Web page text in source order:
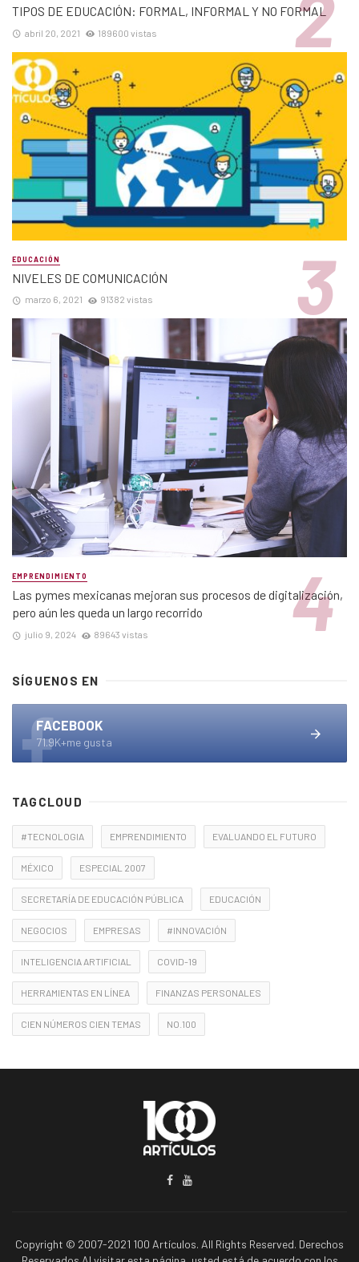
TIPOS DE EDUCACIÓN: FORMAL, INFORMAL Y NO FORMAL
abril 20, 2021 189600 vistas
EDUCACIÓN
NIVELES DE COMUNICACIÓN
marzo 6, 2021 91382 vistas
EMPRENDIMIENTO
Las pymes mexicanas mejoran sus procesos de digitalización,
pero aún les queda un largo recorrido
julio 9, 2024 89643 vistas
SÍGUENOS EN
FACEBOOK
71.9K+me gusta
TAGCLOUD
#TECNOLOGIA EMPRENDIMIENTO EVALUANDO EL FUTURO
MÉXICO ESPECIAL 2007
SECRETARÍA DE EDUCACIÓN PÚBLICA EDUCACIÓN
NEGOCIOS EMPRESAS #INNOVACIÓN
INTELIGENCIA ARTIFICIAL COVID-19
HERRAMIENTAS EN LÍNEA FINANZAS PERSONALES
CIEN NÚMEROS CIEN TEMAS NO.100
Copyright © 2007-2021 100 Artículos. All Rights Reserved. Derechos